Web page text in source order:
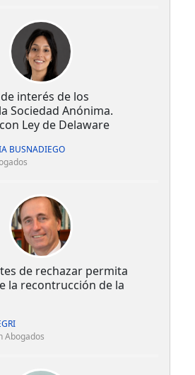
interés de los
Sociedad Anónima.
Ley de Delaware
BUSNADIEGO
de rechazar permita
la recontrucción de la
Abogados